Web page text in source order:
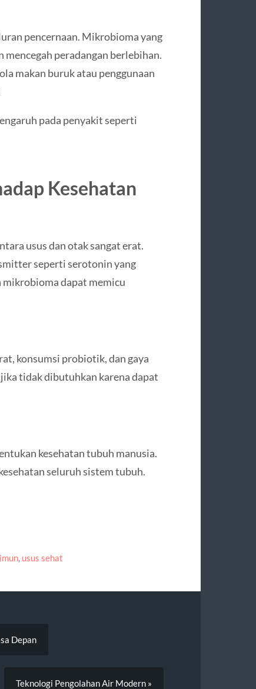
pencernaan. Mikrobioma yang
peradangan berlebihan.
makan buruk atau penggunaan
pada penyakit seperti
Kesehatan
usus dan otak sangat erat.
seperti serotonin yang
mikrobioma dapat memicu
konsumsi probiotik, dan gaya
tidak dibutuhkan karena dapat
kesehatan tubuh manusia.
seluruh sistem tubuh.
, usus sehat
Depan
Teknologi Pengolahan Air Modern »